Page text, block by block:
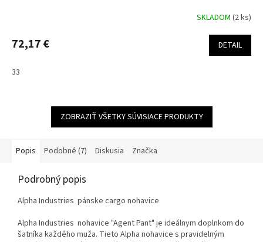
SKLADOM (2 ks)
72,17 € DETAIL
33
ZOBRAZIŤ VŠETKY SÚVISIACE PRODUKTY
Popis Podobné (7) Diskusia Značka
Podrobný popis
Alpha Industries pánske cargo nohavice
Alpha Industries nohavice "Agent Pant" je ideálnym doplnkom do
šatníka každého muža. Tieto Alpha nohavice s pravidelným